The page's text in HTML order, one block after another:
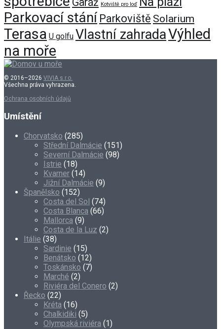
Kotviště pro loď
Parkovací stání Parkoviště Solarium
Terasa U golfu Vlastní zahradaVýhled
na moře
© 2016–2026 VIVIA s.r.o.
Všechna práva vyhrazena.
Ochrana osobních údajů
Umístění
Chorvatsko (285)
Střední Dalmácie (151)
Severní Dalmácie (98)
Istrie (18)
Kvarner (14)
Jižní Dalmácie (9)
Španělsko (152)
Costa del Sol (74)
Costa Blanca (66)
Mallorca (9)
Costa de la Luz (2)
Itálie (38)
Sardinie (15)
Benátsko (12)
Toskánsko (7)
Marché (2)
Riviéra del Conero (2)
Řecko (22)
Kréta (16)
Chalkidiki (5)
Olympská riviéra (1)